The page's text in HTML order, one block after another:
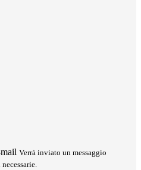
Verrà inviato un messaggio